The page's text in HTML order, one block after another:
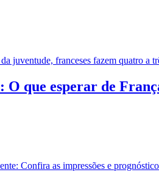
juventude, franceses fazem quatro a
O que esperar de
Confira as impressões e